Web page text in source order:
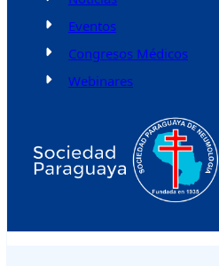
Eventos
Congresos Médicos
Webinares